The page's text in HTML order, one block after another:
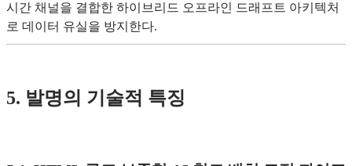
시간 채널을 결합한 하이브리드 오프라인 드래프트 아키텍처
로 데이터 유실을 방지한다.
5. 발명의 기술적 특징